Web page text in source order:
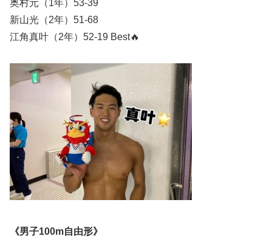
奥村元（1年）53-39
新山光（2年）51-68
江角真叶（2年）52-19 Best🔥
《男子100m自由形》